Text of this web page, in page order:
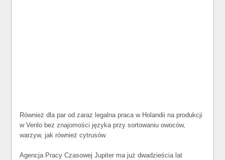
Również dla par od zaraz legalna praca w Holandii na produkcji
w Venlo bez znajomości języka przy sortowaniu owoców,
warzyw, jak również cytrusów.
Agencja Pracy Czasowej Jupiter ma już dwadzieścia lat